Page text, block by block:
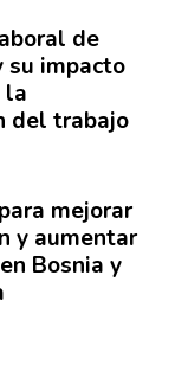
de
su impacto
la
del trabajo
mejorar
y aumentar
Bosnia y